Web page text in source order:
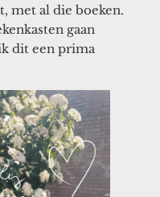
met al die boeken.
gaan
dit een prima